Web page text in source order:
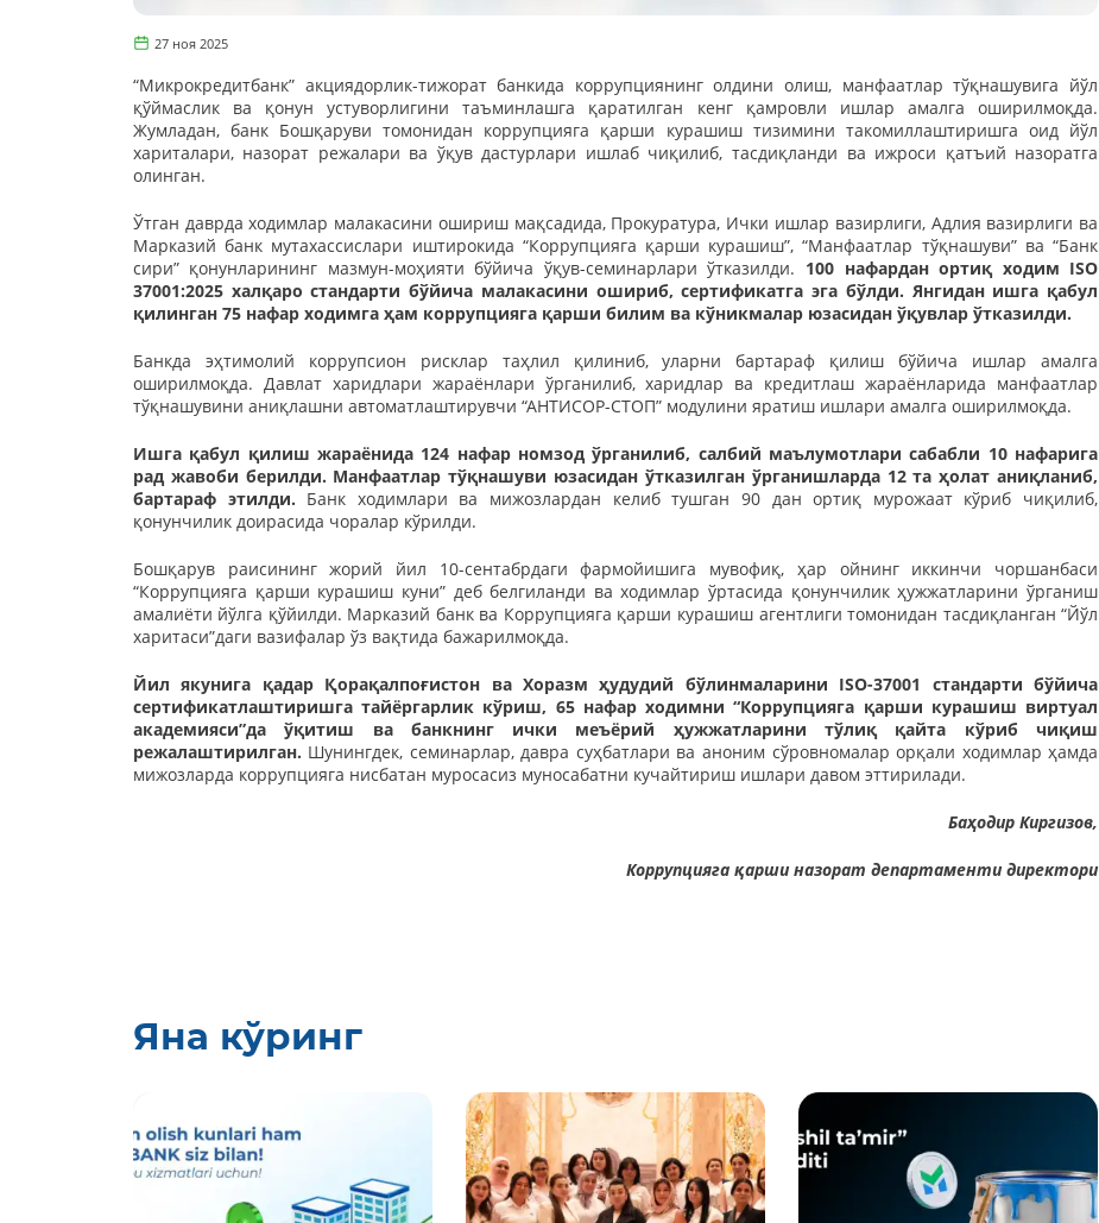
27 ноя 2025
“Микрокредитбанк” акциядорлик-тижорат банкида коррупциянинг олдини олиш, манфаатлар тўқнашувига йўл
қўймаслик ва қонун устуворлигини таъминлашга қаратилган кенг қамровли ишлар амалга оширилмоқда.
Жумладан, банк Бошқаруви томонидан коррупцияга қарши курашиш тизимини такомиллаштиришга оид йўл
хариталари, назорат режалари ва ўқув дастурлари ишлаб чиқилиб, тасдиқланди ва ижроси қатъий назоратга
олинган.
Ўтган даврда ходимлар малакасини ошириш мақсадида, Прокуратура, Ички ишлар вазирлиги, Адлия вазирлиги ва
Марказий банк мутахассислари иштирокида “Коррупцияга қарши курашиш”, “Манфаатлар тўқнашуви” ва “Банк
сири” қонунларининг мазмун-моҳияти бўйича ўқув-семинарлари ўтказилди. 100 нафардан ортиқ ходим ISO
37001:2025 халқаро стандарти бўйича малакасини ошириб, сертификатга эга бўлди. Янгидан ишга қабул
қилинган 75 нафар ходимга ҳам коррупцияга қарши билим ва кўникмалар юзасидан ўқувлар ўтказилди.
Банкда эҳтимолий коррупсион рисклар таҳлил қилиниб, уларни бартараф қилиш бўйича ишлар амалга
оширилмоқда. Давлат харидлари жараёнлари ўрганилиб, харидлар ва кредитлаш жараёнларида манфаатлар
тўқнашувини аниқлашни автоматлаштирувчи “АНТИСОР-СТОП” модулини яратиш ишлари амалга оширилмоқда.
Ишга қабул қилиш жараёнида 124 нафар номзод ўрганилиб, салбий маълумотлари сабабли 10 нафарига
рад жавоби берилди. Манфаатлар тўқнашуви юзасидан ўтказилган ўрганишларда 12 та ҳолат аниқланиб,
бартараф этилди. Банк ходимлари ва мижозлардан келиб тушган 90 дан ортиқ мурожаат кўриб чиқилиб,
қонунчилик доирасида чоралар кўрилди.
Бошқарув раисининг жорий йил 10-сентабрдаги фармойишига мувофиқ, ҳар ойнинг иккинчи чоршанбаси
“Коррупцияга қарши курашиш куни” деб белгиланди ва ходимлар ўртасида қонунчилик ҳужжатларини ўрганиш
амалиёти йўлга қўйилди. Марказий банк ва Коррупцияга қарши курашиш агентлиги томонидан тасдиқланган “Йўл
харитаси”даги вазифалар ўз вақтида бажарилмоқда.
Йил якунига қадар Қорақалпоғистон ва Хоразм ҳудудий бўлинмаларини ISO-37001 стандарти бўйича
сертификатлаштиришга тайёргарлик кўриш, 65 нафар ходимни “Коррупцияга қарши курашиш виртуал
академияси”да ўқитиш ва банкнинг ички меъёрий ҳужжатларини тўлиқ қайта кўриб чиқиш
режалаштирилган. Шунингдек, семинарлар, давра суҳбатлари ва аноним сўровномалар орқали ходимлар ҳамда
мижозларда коррупцияга нисбатан муросасиз муносабатни кучайтириш ишлари давом эттирилади.
Баҳодир Киргизов,
Коррупцияга қарши назорат департаменти директори
Яна кўринг